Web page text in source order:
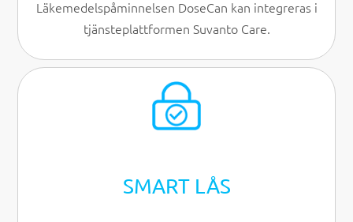
Läkemedelspåminnelsen DoseCan kan integreras i
tjänsteplattformen Suvanto Care.
SMART LÅS